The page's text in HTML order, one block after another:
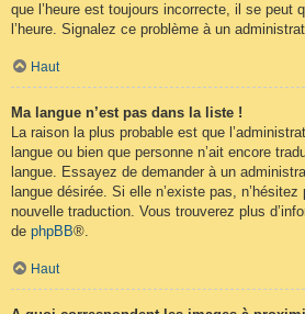
que l’heure est toujours incorrecte, il se peut
l’heure. Signalez ce problème à un
Haut
Ma langue n’est pas dans la liste !
La raison la plus probable est que
langue ou bien que personne n’ait encore
langue. Essayez de demander à un
langue désirée. Si elle n’existe pas,
nouvelle traduction. Vous trouverez plus
de phpBB®.
Haut